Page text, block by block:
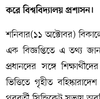
করে বিশ্ববিদ্যালয় প্রশাসন।
শনিবার(১১ অক্টোবর) বিকালে
এক বিজ্ঞপ্তিতে এ তথ্য
প্রধানদের সঙ্গে
ভিত্তিতে গৃহীত